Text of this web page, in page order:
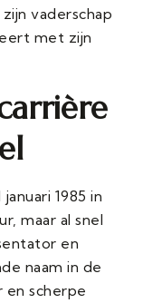
vaderschap
met zijn
1985 in
maar al snel
en
naam in de
en scherpe